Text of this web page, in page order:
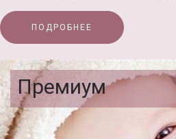
ПОДРОБНЕЕ
Премиум